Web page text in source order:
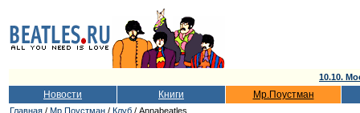
10.10.
Новости Книги Мр.Поустман
Главная / Мр.Поустман / Клуб / Annabeatles